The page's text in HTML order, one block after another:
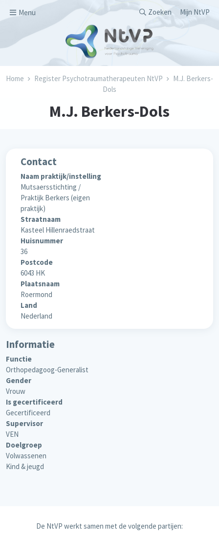
Menu
Secondary
Zoeken Mijn NtVP
Kruimelpad
Home Register Psychotraumatherapeuten NtVP
M.J. Berkers-
Dols
M.J. Berkers-Dols
Contact
Naam praktijk/instelling
Mutsaersstichting /
Praktijk Berkers (eigen
praktijk)
Straatnaam
Kasteel Hillenraedstraat
Huisnummer
36
Postcode
6043 HK
Plaatsnaam
Roermond
Land
Nederland
Informatie
Functie
Orthopedagoog-Generalist
Gender
Vrouw
Is gecertificeerd
Gecertificeerd
Supervisor
VEN
Doelgroep
Volwassenen
Kind & jeugd
De NtVP werkt samen met de volgende partijen: